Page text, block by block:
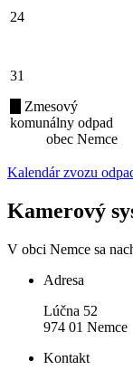
24
31
Zmesový
komunálny odpad
obec Nemce
Kalendár zvozu
Kamerový
V obci Nemce sa
Adresa
Lúčna 52
974 01 Nemce
Kontakt